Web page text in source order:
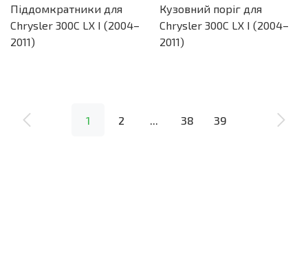
Піддомкратники для
Chrysler 300C LX I (2004–
2011)
Кузовний поріг для
Chrysler 300C LX I (2004–
2011)
1 2 38 39